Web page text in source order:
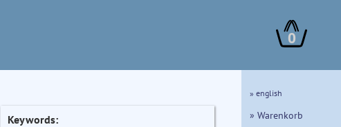
0
Keywords:
» english
» Warenkorb